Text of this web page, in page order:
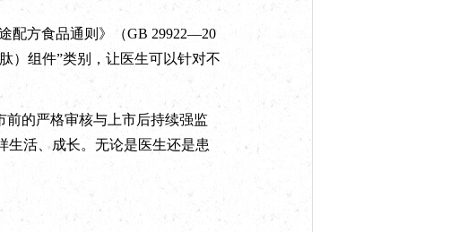
方食品通则》（GB 29922—20
）组件”类别，让医生可以针对不
的严格审核与上市后持续强监
生活、成长。无论是医生还是患